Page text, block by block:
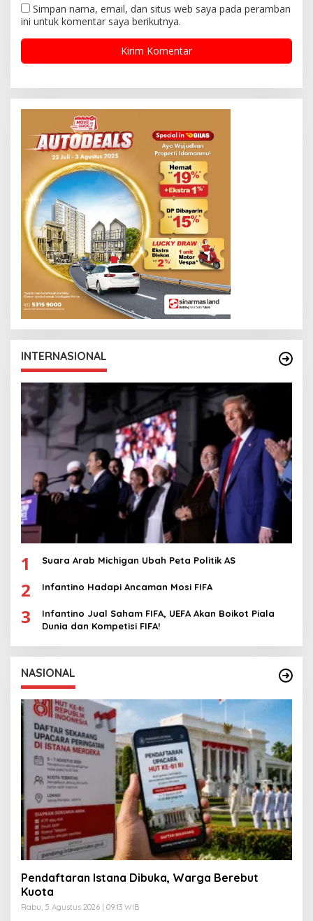
Simpan nama, email, dan situs web saya pada peramban
ini untuk komentar saya berikutnya.
INTERNASIONAL
1 Suara Arab Michigan Ubah Peta Politik AS
2 Infantino Hadapi Ancaman Mosi FIFA
3
Infantino Jual Saham FIFA, UEFA Akan Boikot Piala
Dunia dan Kompetisi FIFA!
NASIONAL
Pendaftaran Istana Dibuka, Warga Berebut
Kuota
Rabu, 5 Agustus 2026 | 09:13 WIB